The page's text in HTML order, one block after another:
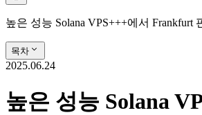
높은 성능 Solana VPS+++에서 Frankfurt
목차
2025.06.24
높은 성능 Solana